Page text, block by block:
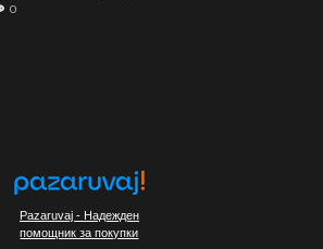
0
Pazaruvaj - Надежден
помощник за покупки